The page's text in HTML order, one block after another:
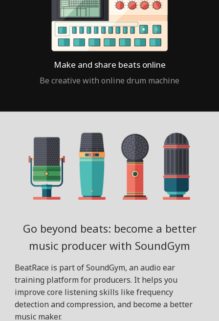
Make and share beats online
Be creative with online drum machine
Go beyond beats: become a better
music producer with SoundGym
BeatRace is part of SoundGym, an audio ear
training platform for producers. It helps you
improve core listening skills like frequency
detection and compression, and become a better
music maker.